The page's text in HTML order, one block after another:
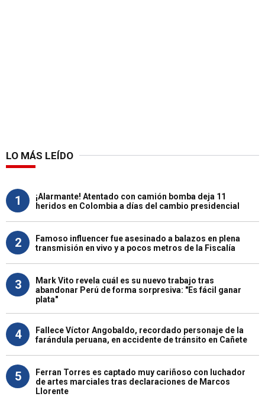
LO MÁS LEÍDO
1
¡Alarmante! Atentado con camión bomba deja 11
heridos en Colombia a días del cambio presidencial
2
Famoso influencer fue asesinado a balazos en plena
transmisión en vivo y a pocos metros de la Fiscalía
3
Mark Vito revela cuál es su nuevo trabajo tras
abandonar Perú de forma sorpresiva: "Es fácil ganar
plata"
4
Fallece Víctor Angobaldo, recordado personaje de la
farándula peruana, en accidente de tránsito en Cañete
5
Ferran Torres es captado muy cariñoso con luchador
de artes marciales tras declaraciones de Marcos
Llorente